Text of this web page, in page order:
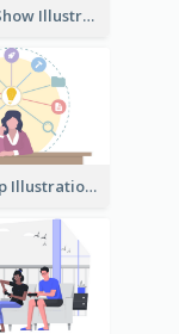
Fashion Show Illustration
Mind Map Illustration